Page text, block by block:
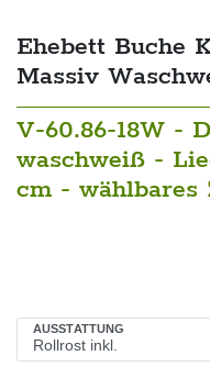
Ehebett Buche
Massiv
V-60.86-18W -
waschweiß -
cm - wählbares
AUSSTATTUNG